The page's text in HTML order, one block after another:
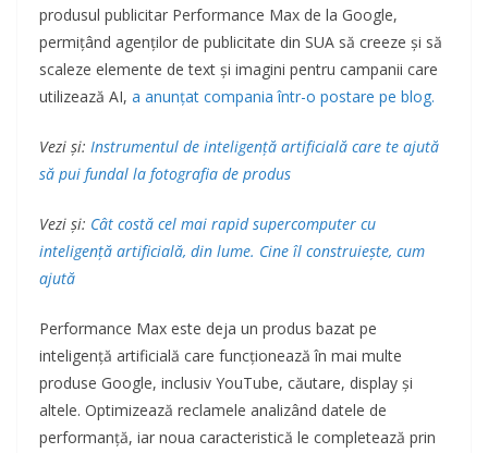
produsul publicitar Performance Max de la Google,
permițând agenților de publicitate din SUA să creeze și să
scaleze elemente de text și imagini pentru campanii care
utilizează AI, a anunțat compania într-o postare pe blog.
Vezi și: Instrumentul de inteligență artificială care te ajută
să pui fundal la fotografia de produs
Vezi și: Cât costă cel mai rapid supercomputer cu
inteligență artificială, din lume. Cine îl construiește, cum
ajută
Performance Max este deja un produs bazat pe
inteligență artificială care funcționează în mai multe
produse Google, inclusiv YouTube, căutare, display și
altele. Optimizează reclamele analizând datele de
performanță, iar noua caracteristică le completează prin